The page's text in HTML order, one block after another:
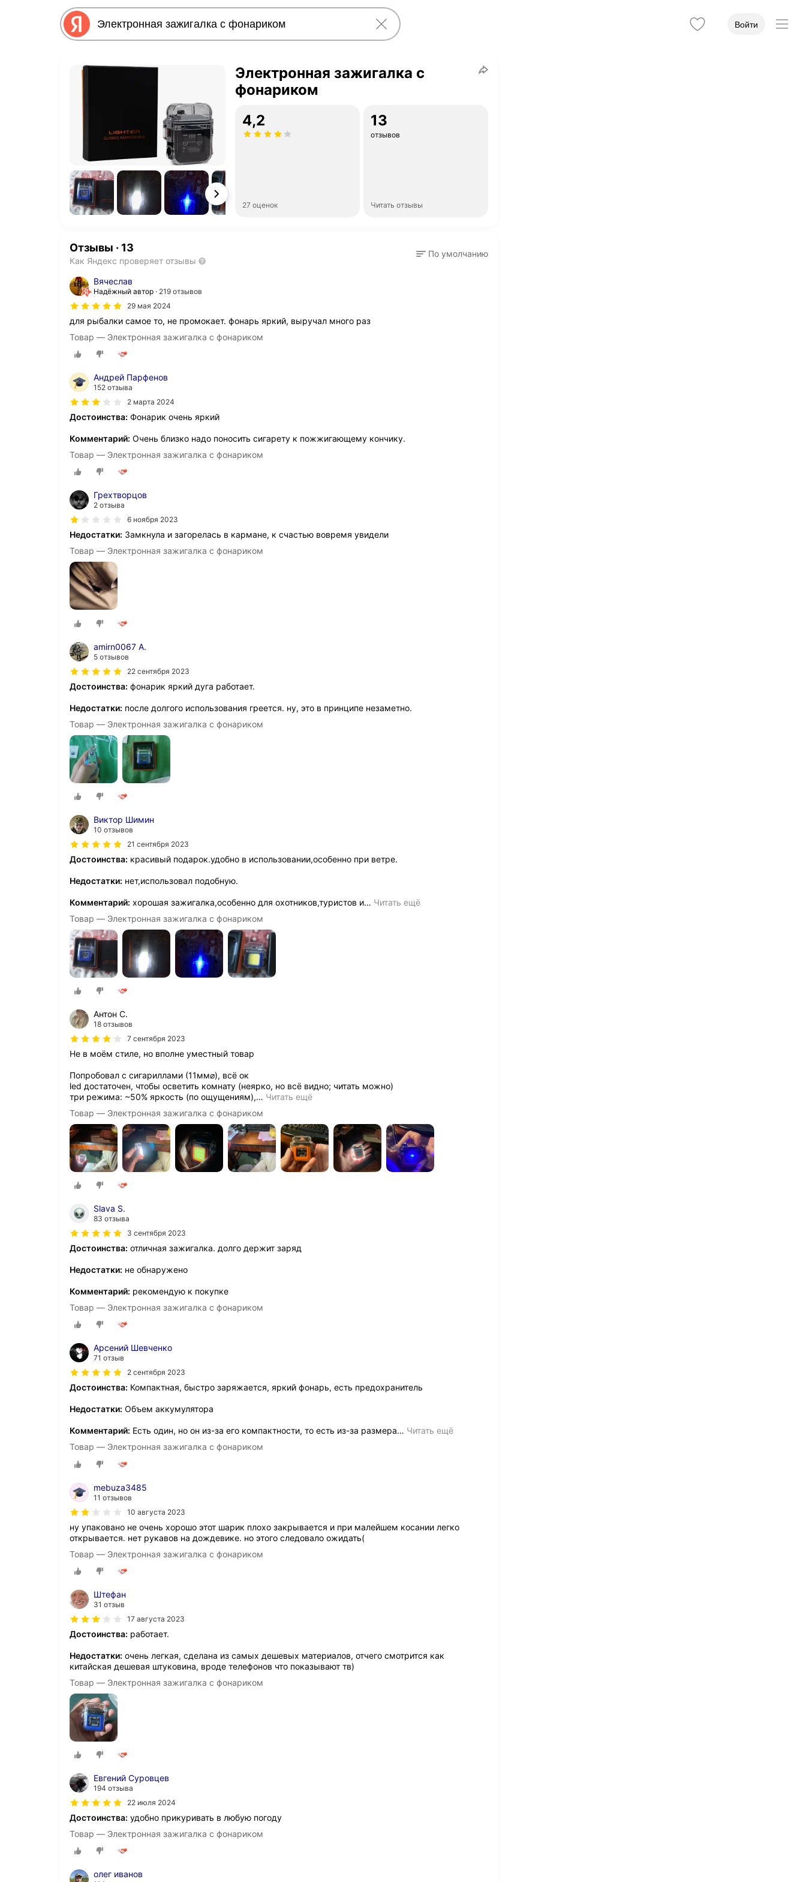
Войти
Электронная зажигалка с
фонариком
4,2
27 оценок
13
отзывов
Читать отзывы
Отзывы · 13
Как Яндекс проверяет отзывы
По умолчанию
Вячеслав
Надёжный автор
219 отзывов
29 мая 2024
для рыбалки самое то, не промокает. фонарь яркий, выручал много раз
Товар — Электронная зажигалка с фонариком
Андрей Парфенов
152 отзыва
2 марта 2024
Достоинства: Фонарик очень яркий
Комментарий: Очень близко надо поносить сигарету к пожжигающему кончику.
Товар — Электронная зажигалка с фонариком
Грехтворцов
2 отзыва
6 ноября 2023
Недостатки: Замкнула и загорелась в кармане, к счастью вовремя увидели
Товар — Электронная зажигалка с фонариком
amirn0067 А.
5 отзывов
22 сентября 2023
Достоинства: фонарик яркий дуга работает.
Недостатки: после долгого использования греется. ну, это в принципе незаметно.
Товар — Электронная зажигалка с фонариком
Виктор Шимин
10 отзывов
21 сентября 2023
Достоинства: красивый подарок.удобно в использовании,особенно при ветре.
Недостатки: нет,использовал подобную.
Комментарий: хорошая зажигалка,особенно для охотников,туристов и… Читать ещё
Товар — Электронная зажигалка с фонариком
Антон С.
18 отзывов
7 сентября 2023
Не в моём стиле, но вполне уместный товар
Попробовал с сигариллами (11мм⌀), всё ок
led достаточен, чтобы осветить комнату (неярко, но всё видно; читать можно)
три режима: ~50% яркость (по ощущениям),… Читать ещё
Товар — Электронная зажигалка с фонариком
Slava S.
83 отзыва
3 сентября 2023
Достоинства: отличная зажигалка. долго держит заряд
Недостатки: не обнаружено
Комментарий: рекомендую к покупке
Товар — Электронная зажигалка с фонариком
Арсений Шевченко
71 отзыв
2 сентября 2023
Достоинства: Компактная, быстро заряжается, яркий фонарь, есть предохранитель
Недостатки: Объем аккумулятора
Комментарий: Есть один, но он из-за его компактности, то есть из-за размера… Читать ещё
Товар — Электронная зажигалка с фонариком
mebuza3485
11 отзывов
10 августа 2023
ну упаковано не очень хорошо этот шарик плохо закрывается и при малейшем косании легко
открывается. нет рукавов на дождевике. но этого следовало ожидать(
Товар — Электронная зажигалка с фонариком
Штефан
31 отзыв
17 августа 2023
Достоинства: работает.
Недостатки: очень легкая, сделана из самых дешевых материалов, отчего смотрится как
китайская дешевая штуковина, вроде телефонов что показывают тв)
Товар — Электронная зажигалка с фонариком
Евгений Суровцев
194 отзыва
22 июля 2024
Достоинства: удобно прикуривать в любую погоду
Товар — Электронная зажигалка с фонариком
олег иванов